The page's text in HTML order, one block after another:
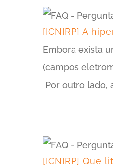
[ICNIRP] A
Embora exista
(campos
Por outro lado,
[ICNIRP] Que